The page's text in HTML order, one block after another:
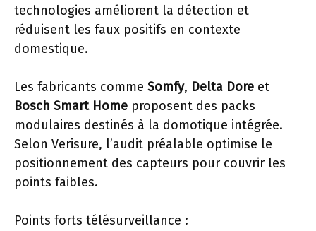
technologies améliorent la détection et
réduisent les faux positifs en contexte
domestique.
Les fabricants comme Somfy, Delta Dore et
Bosch Smart Home proposent des packs
modulaires destinés à la domotique intégrée.
Selon Verisure, l’audit préalable optimise le
positionnement des capteurs pour couvrir les
points faibles.
Points forts télésurveillance :